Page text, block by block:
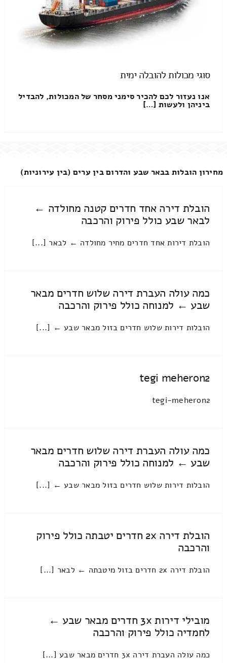
סוגי מכולות להובלה ימית
אנו נעזור לכם להכיר סימני מסחר של המכולות, להבדיל
ביניהן ולעשות […]
מחירון הובלות בבאר שבע והדרום בין ערים (בין עירוניות)
הובלת דירה אחד חדרים קטנה מחולדה ←
לבאר שבע כולל פירוק והרכבה
הובלת דירות אחד חדרים מחיר מחולדה ← לבאר [...]
כמה עולה העברת דירה שלוש חדרים מבאר
שבע ← למנוחה כולל פירוק והרכבה
הובלות דירות שלוש חדרים בזול מבאר שבע ← [...]
tegi meheron2
tegi-meheron2
כמה עולה העברת דירה שלוש חדרים מבאר
שבע ← למנוחה כולל פירוק והרכבה
הובלות דירות שלוש חדרים בזול מבאר שבע ← [...]
הובלת דירה 2x חדרים יטבתה כולל פירוק
והרכבה
הובלת דירה 2x חדרים בזול מיטבתה ← לבאר [...]
מובילי דירות 3x חדרים מבאר שבע ←
לחמדיה כולל פירוק והרכבה
כמה עולה העברת דירה 3x חדרים מבאר שבע [...]